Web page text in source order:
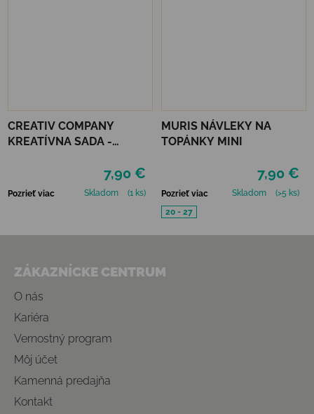
CREATIV COMPANY
KREATÍVNA SADA -
7,90 €
Pozrieť viac Skladom (1 ks)
MURIS NÁVLEKY NA
TOPÁNKY MINI
7,90 €
Pozrieť viac Skladom
(>5 ks)
20 - 27
ZÁKAZNÍCKE CENTRUM
O nás
Kariéra
Vernostný program
Môj účet
Kamenná predajňa
Kontakt